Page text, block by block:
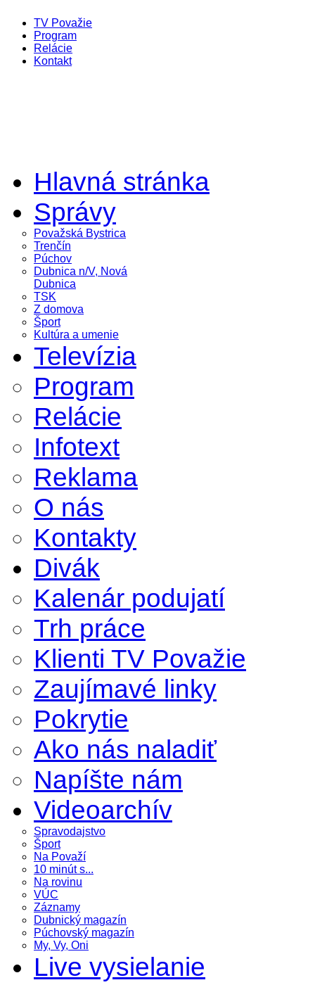
TV Považie
Program
Relácie
Kontakt
Hlavná stránka
Správy
Považská Bystrica
Trenčín
Púchov
Dubnica n/V, Nová
Dubnica
TSK
Z domova
Šport
Kultúra a umenie
Televízia
Program
Relácie
Infotext
Reklama
O nás
Kontakty
Divák
Kalenár podujatí
Trh práce
Klienti TV Považie
Zaujímavé linky
Pokrytie
Ako nás naladiť
Napíšte nám
Videoarchív
Spravodajstvo
Šport
Na Považí
10 minút s...
Na rovinu
VÚC
Záznamy
Dubnický magazín
Púchovský magazín
My, Vy, Oni
Live vysielanie